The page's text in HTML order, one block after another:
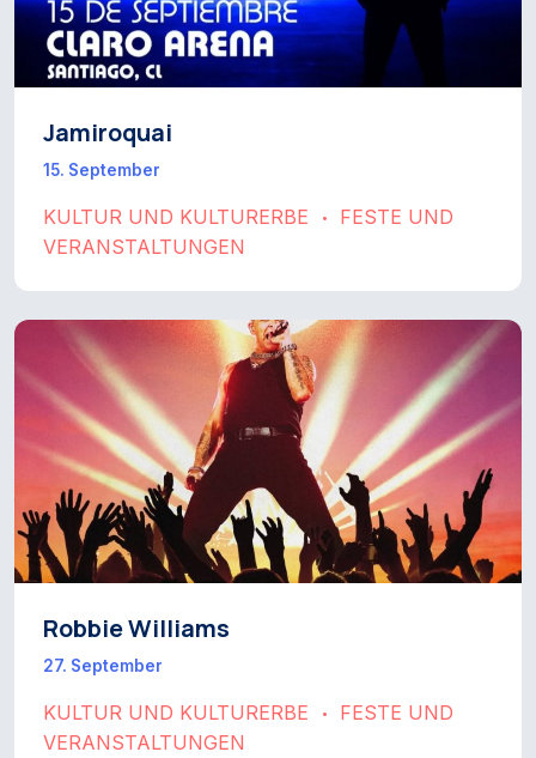
Jamiroquai
15. September
KULTUR UND KULTURERBE •
FESTE UND
VERANSTALTUNGEN
Robbie Williams
27. September
KULTUR UND KULTURERBE •
FESTE UND
VERANSTALTUNGEN